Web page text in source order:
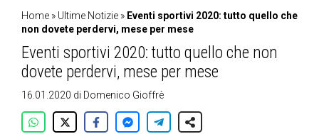
Home » Ultime Notizie » Eventi sportivi 2020: tutto quello che
non dovete perdervi, mese per mese
Eventi sportivi 2020: tutto quello che non
dovete perdervi, mese per mese
16.01.2020 di Domenico Gioffrè